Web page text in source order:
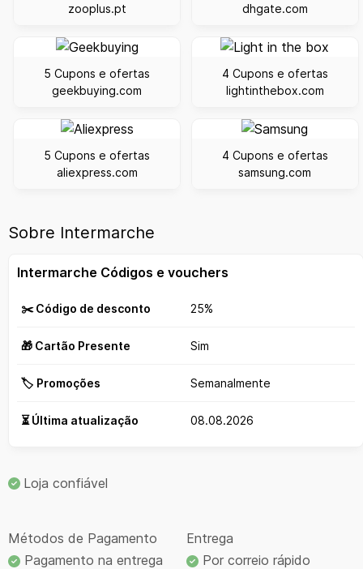
zooplus.pt
dhgate.com
5 Cupons e ofertas
geekbuying.com
4 Cupons e ofertas
lightinthebox.com
5 Cupons e ofertas
aliexpress.com
4 Cupons e ofertas
samsung.com
Sobre Intermarche
Intermarche Códigos e vouchers
✂️ Código de desconto 25%
🎁 Cartão Presente Sim
🏷️ Promoções Semanalmente
⏳ Última atualização 08.08.2026
Loja confiável
Métodos de Pagamento
Pagamento na entrega
Entrega
Por correio rápido